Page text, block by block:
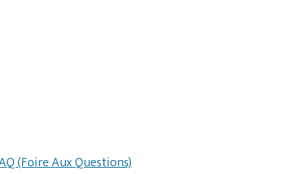
(Foire Aux Questions)